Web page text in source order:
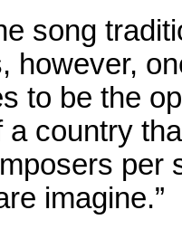
song
however,
to be the
a country
per
imagine.”